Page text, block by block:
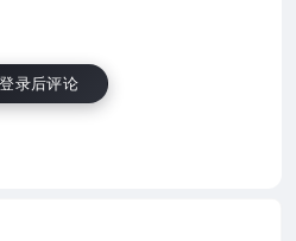
登录后评论